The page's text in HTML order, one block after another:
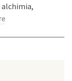
alchimia,